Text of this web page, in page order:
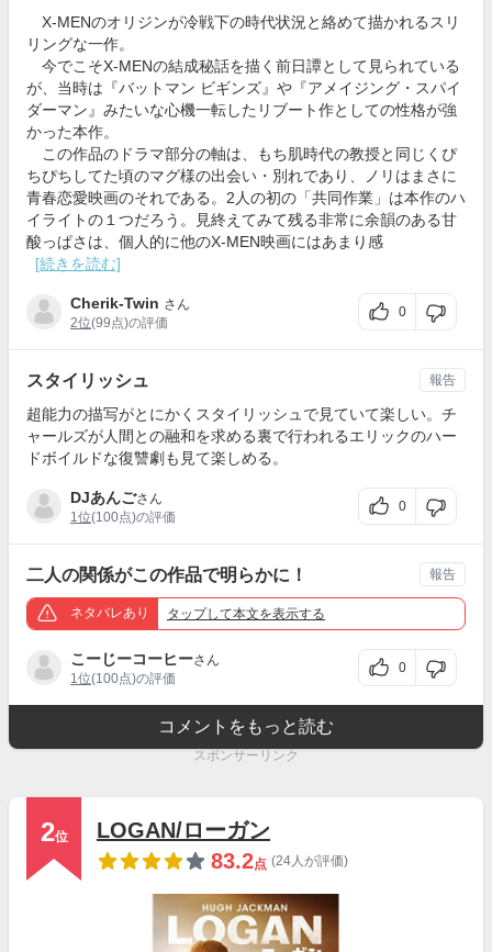
X-MENのオリジンが冷戦下の時代状況と絡めて描かれるスリ
リングな一作。
今でこそX-MENの結成秘話を描く前日譚として見られている
が、当時は『バットマン ビギンズ』や『アメイジング・スパイ
ダーマン』みたいな心機一転したリブート作としての性格が強
かった本作。
この作品のドラマ部分の軸は、もち肌時代の教授と同じくぴ
ちぴちしてた頃のマグ様の出会い・別れであり、ノリはまさに
青春恋愛映画のそれである。2人の初の「共同作業」は本作のハ
イライトの１つだろう。見終えてみて残る非常に余韻のある甘
酸っぱさは、個人的に他のX-MEN映画にはあまり感
[続きを読む]
Cherik-Twin さん
2位(99点)の評価
0
スタイリッシュ
超能力の描写がとにかくスタイリッシュで見ていて楽しい。チ
ャールズが人間との融和を求める裏で行われるエリックのハー
ドボイルドな復讐劇も見て楽しめる。
DJあんごさん
1位(100点)の評価
0
報告
二人の関係がこの作品で明らかに！
ネタバレあり タップして本文を表示する
こーじーコーヒーさん
1位(100点)の評価
0
報告
コメントをもっと読む
スポンサーリンク
2位
LOGAN/ローガン
83.2点 (24人が評価)